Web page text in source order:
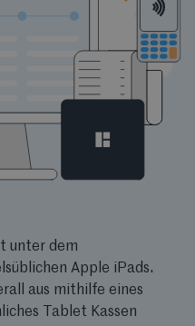
unter dem
Apple iPads.
aus mithilfe eines
Tablet Kassen